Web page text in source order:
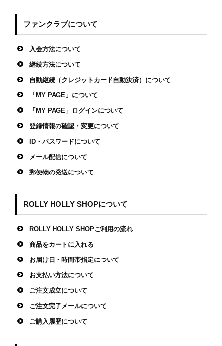
ファンクラブについて
入会方法について
継続方法について
自動継続（クレジットカード自動決済）について
「MY PAGE」について
「MY PAGE」ログインについて
登録情報の確認・変更について
ID・パスワードについて
メール配信について
郵便物の発送について
ROLLY HOLLY SHOPについて
ROLLY HOLLY SHOPご利用の流れ
商品をカートに入れる
お届け日・時間帯指定について
お支払い方法について
ご注文成立について
ご注文完了メールについて
ご購入履歴について